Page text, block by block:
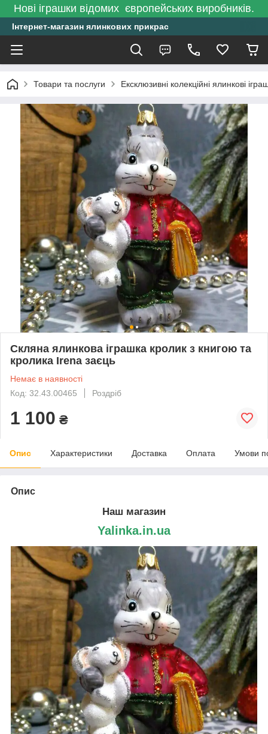
Нові іграшки відомих європейських виробників.
Інтернет-магазин ялинкових прикрас
Товари та послуги Ексклюзивні колекційні ялинкові
Скляна ялинкова іграшка кролик з книгою та
кролика Irena заєць
Немає в наявності
Код: 32.43.00465
Роздріб
1 100 ₴
Опис Характеристики Доставка Оплата Умови
Опис
Наш магазин
Yalinka.in.ua